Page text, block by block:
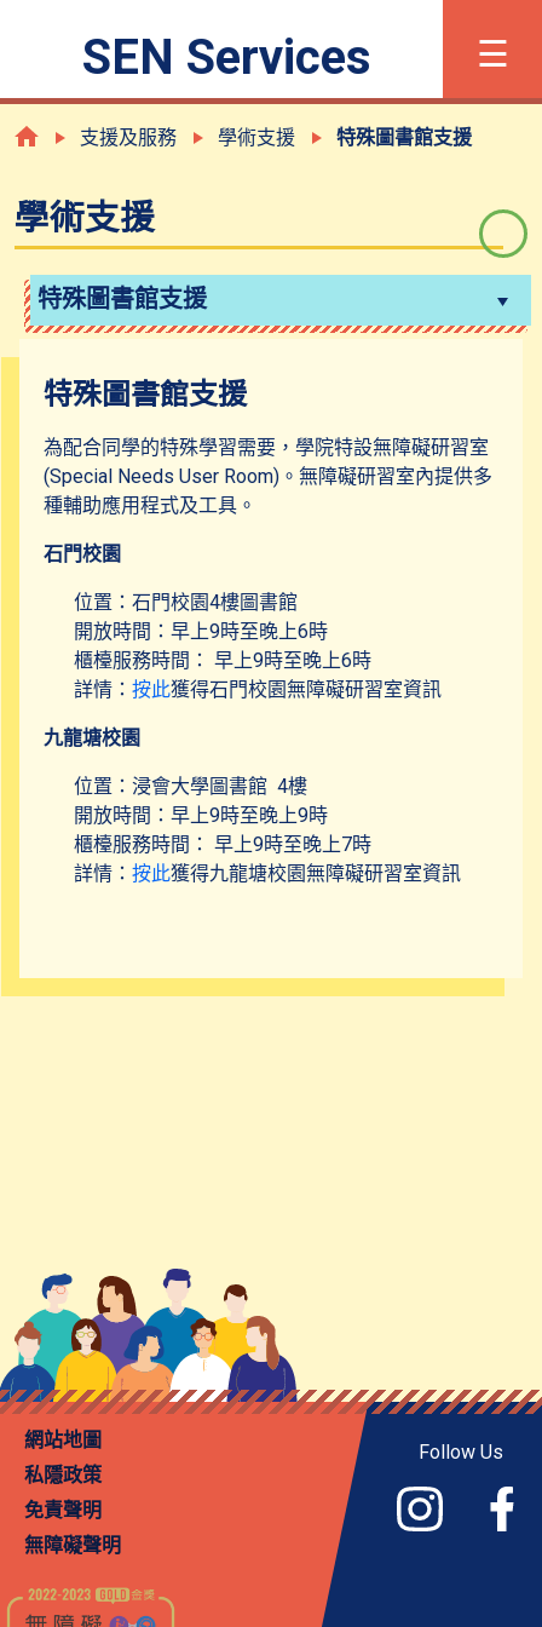
×
字體大小 简 Eng
甚麼是有特殊學習需要?
登記程序
支援及服務
學術支援
職業導向服務
共融校園活動
社區資源
聯絡我們
SEN Services ☰
支援及服務 學術支援 特殊圖書館支援
學術支援
特殊圖書館支援
特殊圖書館支援
為配合同學的特殊學習需要，學院特設無障礙研習室
(Special Needs User Room)。無障礙研習室內提供多
種輔助應用程式及工具。
石門校園
位置：石門校園4樓圖書館
開放時間：早上9時至晚上6時
櫃檯服務時間： 早上9時至晚上6時
詳情：按此獲得石門校園無障礙研習室資訊
九龍塘校園
位置：浸會大學圖書館 4樓
開放時間：早上9時至晚上9時
櫃檯服務時間： 早上9時至晚上7時
詳情：按此獲得九龍塘校園無障礙研習室資訊
網站地圖
私隱政策
免責聲明
無障礙聲明
Follow Us